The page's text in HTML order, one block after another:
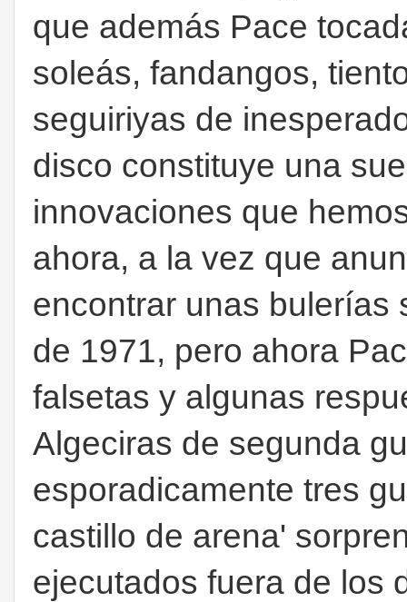
que además Pace
soleás, fandangos,
seguiriyas de
disco constituye una
innovaciones que
ahora, a la vez que
encontrar unas bulerías
de 1971, pero ahora
falsetas y algunas
Algeciras de segunda
esporadicamente tres
castillo de arena'
ejecutados fuera de los